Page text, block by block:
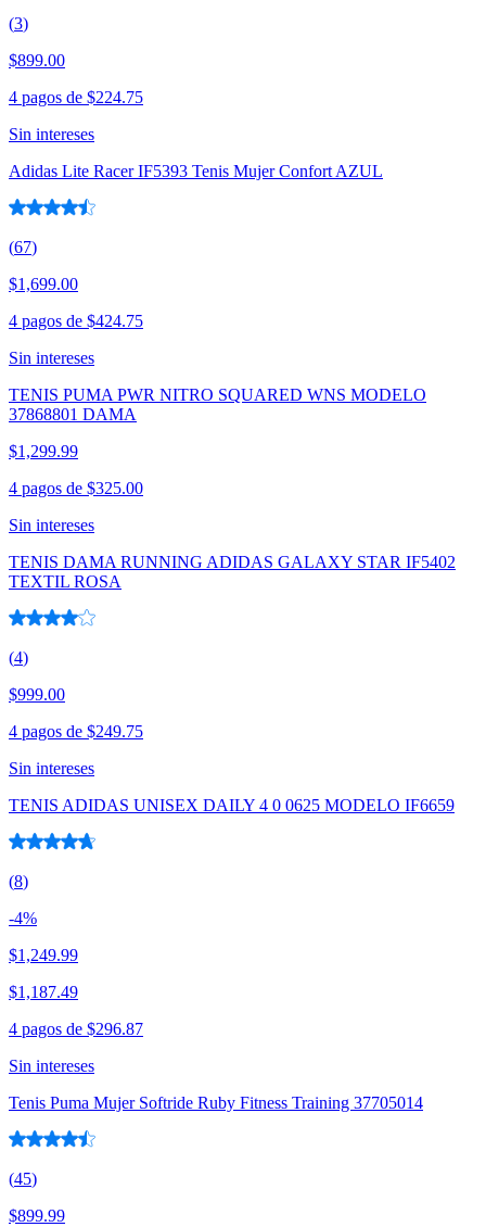
(3)
$899.00
4 pagos de $224.75
Sin intereses
Adidas Lite Racer IF5393 Tenis Mujer Confort AZUL
(67)
$1,699.00
4 pagos de $424.75
Sin intereses
TENIS PUMA PWR NITRO SQUARED WNS MODELO
37868801 DAMA
$1,299.99
4 pagos de $325.00
Sin intereses
TENIS DAMA RUNNING ADIDAS GALAXY STAR IF5402
TEXTIL ROSA
(4)
$999.00
4 pagos de $249.75
Sin intereses
TENIS ADIDAS UNISEX DAILY 4 0 0625 MODELO IF6659
(8)
-4%
$1,249.99
$1,187.49
4 pagos de $296.87
Sin intereses
Tenis Puma Mujer Softride Ruby Fitness Training 37705014
(45)
$899.99